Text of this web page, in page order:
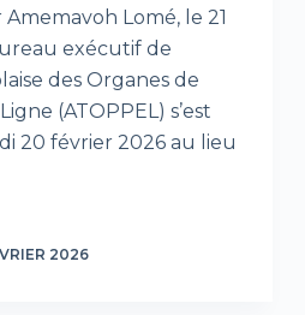
Lomé, le 21
exécutif de
des Organes de
(ATOPPEL) s’est
20 février 2026 au lieu
2026